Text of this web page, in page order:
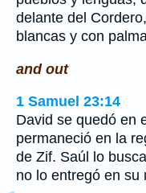
delante del
blancas y con
and out
1 Samuel 23:14
David se quedó en
permaneció en la
de Zif. Saúl lo
no lo entregó en su